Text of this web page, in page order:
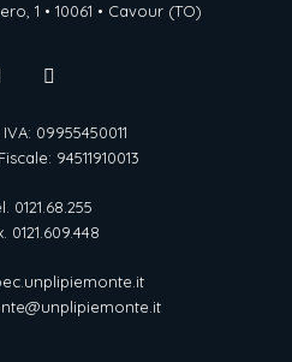
1 • 10061 • Cavour (TO)
09955450011
94511910013
0121.68.255
0121.609.448